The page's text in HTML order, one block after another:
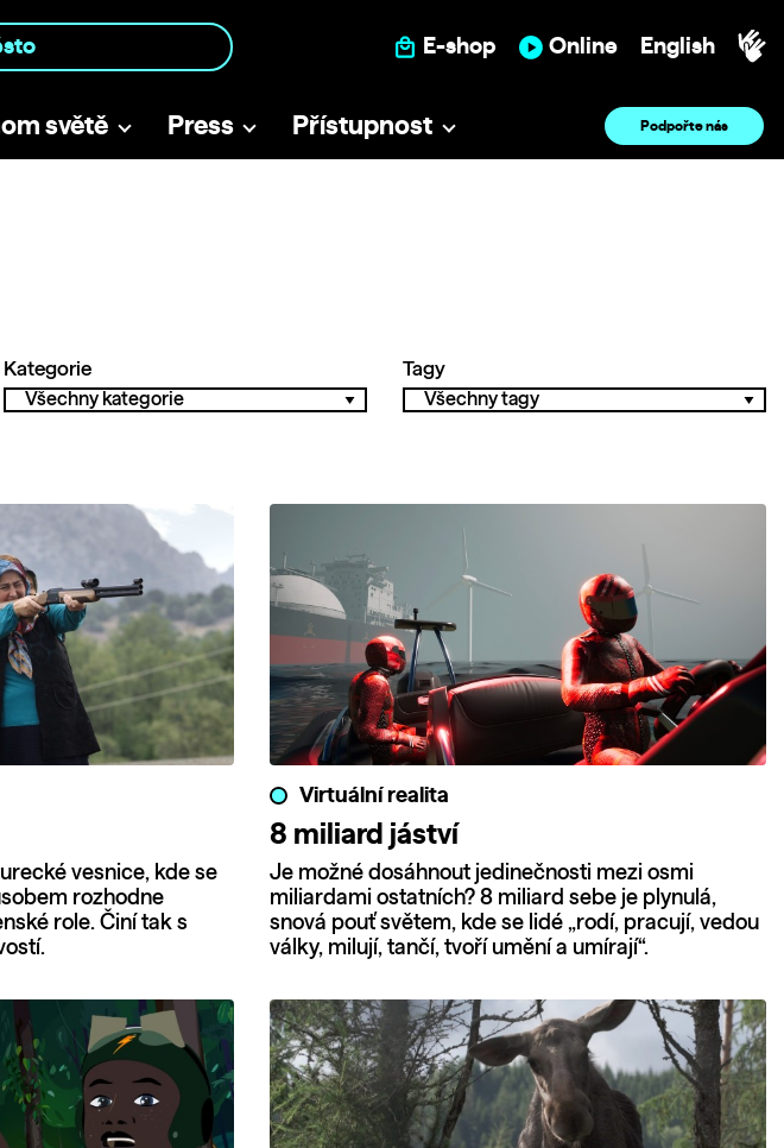
E-shop Online English
světě Press Přístupnost Podpořte nás
Kategorie Tagy
vesnice, kde se
rozhodne
role. Činí tak s
Virtuální realita
8 miliard jáství
Je možné dosáhnout jedinečnosti mezi osmi
miliardami ostatních? 8 miliard sebe je plynulá,
snová pouť světem, kde se lidé „rodí, pracují, vedou
války, milují, tančí, tvoří umění a umírají“.